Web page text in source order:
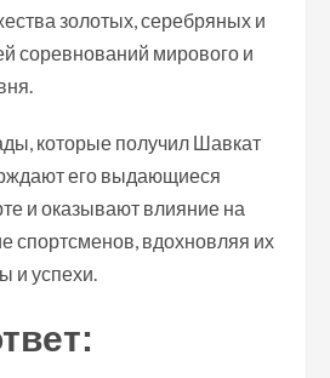
золотых, серебряных и
соревнований мирового и
которые получил Шавкат
его выдающиеся
и оказывают влияние на
спортсменов, вдохновляя их
и успехи.